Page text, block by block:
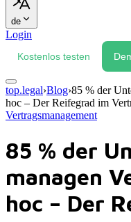
de
Login
Kostenlos testen
top.legal›Blog›85 % der
hoc – Der Reifegrad im
Vertragsmanagement
85 % der
managen
hoc – Der